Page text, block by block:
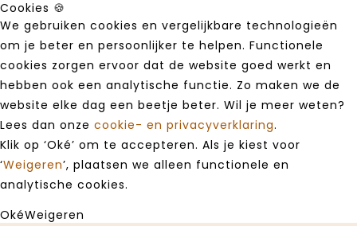
Cookies 🍪
We gebruiken cookies en vergelijkbare technologieën
om je beter en persoonlijker te helpen. Functionele
cookies zorgen ervoor dat de website goed werkt en
hebben ook een analytische functie. Zo maken we de
website elke dag een beetje beter. Wil je meer weten?
Lees dan onze cookie- en privacyverklaring.
Klik op ‘Oké’ om te accepteren. Als je kiest voor
‘Weigeren’, plaatsen we alleen functionele en
analytische cookies.
OkéWeigeren